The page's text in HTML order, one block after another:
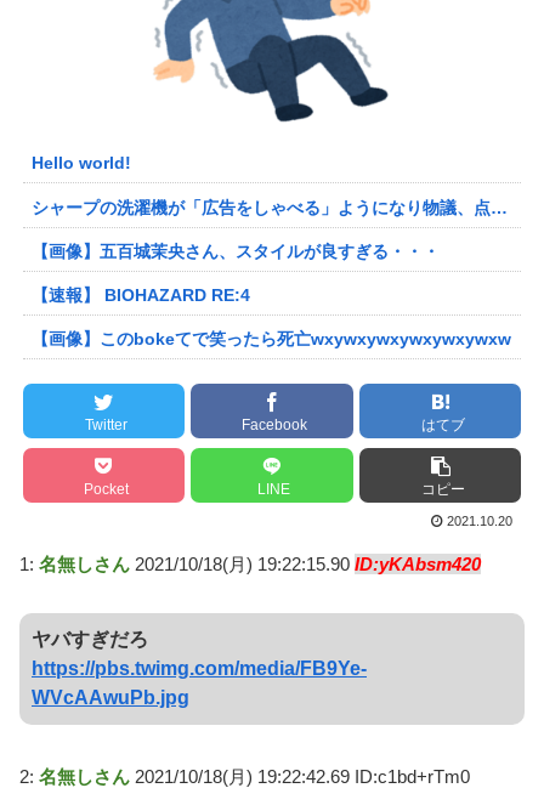
Hello world!
シャープの洗濯機が「広告をしゃべる」ようになり物議、点滅するボタンを押すと洗剤のキャンペーン音声 「SFの世界だ」 [朝一から閉店までφ★]
【画像】五百城茉央さん、スタイルが良すぎる・・・
【速報】 BIOHAZARD RE:4
【画像】このbokeてで笑ったら死亡wxywxywxywxywxywxw
Twitter Facebook はてブ
Pocket LINE コピー
2021.10.20
1: 名無しさん 2021/10/18(月) 19:22:15.90 ID:yKAbsm420
ヤバすぎだろ
https://pbs.twimg.com/media/FB9Ye-
WVcAAwuPb.jpg
2: 名無しさん 2021/10/18(月) 19:22:42.69 ID:c1bd+rTm0